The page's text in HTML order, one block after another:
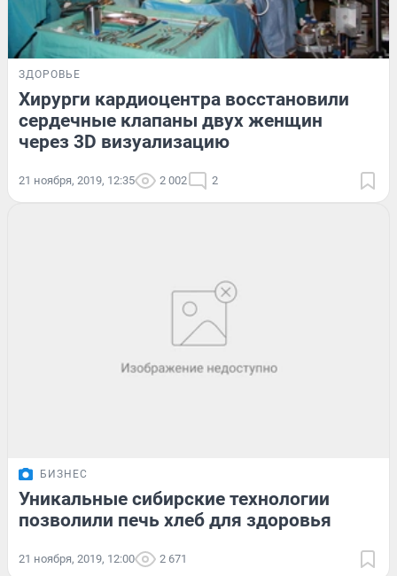
ЗДОРОВЬЕ
Хирурги кардиоцентра восстановили
сердечные клапаны двух женщин
через 3D визуализацию
21 ноября, 2019, 12:35 2 002 2
БИЗНЕС
Уникальные сибирские технологии
позволили печь хлеб для здоровья
21 ноября, 2019, 12:00 2 671